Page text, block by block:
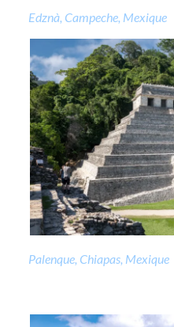
Edznà, Campeche, Mexique
Palenque, Chiapas, Mexique